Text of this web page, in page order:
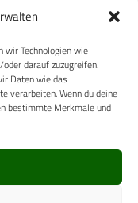
wir Technologien wie
darauf zuzugreifen.
Daten wie das
verarbeiten. Wenn du deine
bestimmte Merkmale und
soldiers selected
response rate).
using the
(CIDI), military
of DSMIVTR.
and severity of